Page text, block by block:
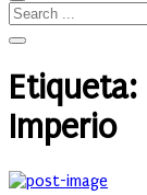
Etiqueta:
Imperio